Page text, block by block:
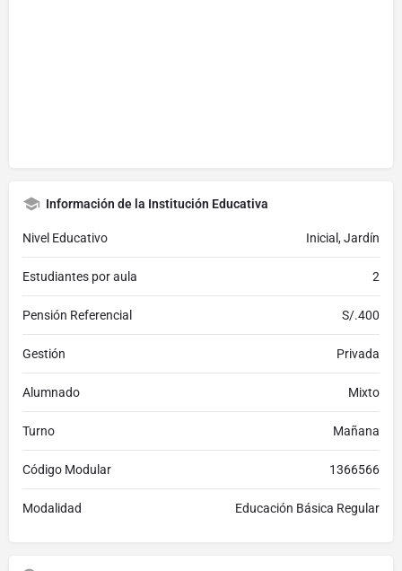
Información de la Institución Educativa
Nivel Educativo Inicial, Jardín
Estudiantes por aula 2
Pensión Referencial S/.400
Gestión Privada
Alumnado Mixto
Turno Mañana
Código Modular 1366566
Modalidad Educación Básica Regular